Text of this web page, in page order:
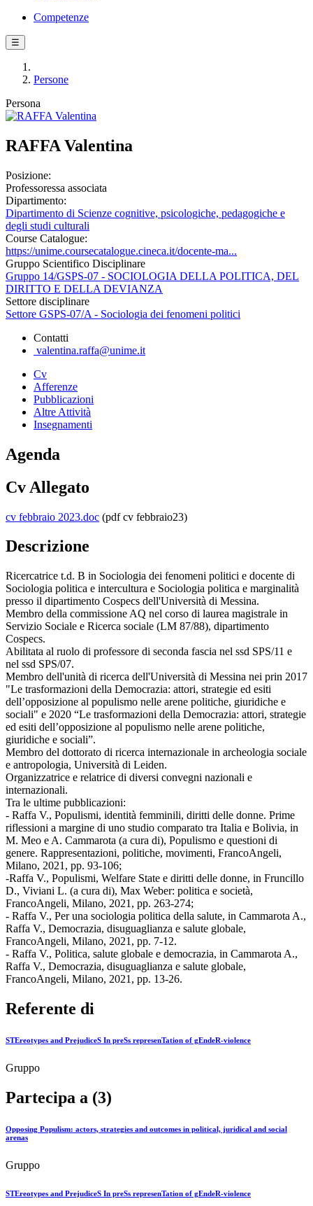
Competenze
☰
Persone
Persona
RAFFA Valentina
Posizione:
Professoressa associata
Dipartimento:
Dipartimento di Scienze cognitive, psicologiche, pedagogiche e
degli studi culturali
Course Catalogue:
https://unime.coursecatalogue.cineca.it/docente-ma...
Gruppo Scientifico Disciplinare
Gruppo 14/GSPS-07 - SOCIOLOGIA DELLA POLITICA, DEL
DIRITTO E DELLA DEVIANZA
Settore disciplinare
Settore GSPS-07/A - Sociologia dei fenomeni politici
Contatti
valentina.raffa@unime.it
Cv
Afferenze
Pubblicazioni
Altre Attività
Insegnamenti
Agenda
Cv Allegato
cv febbraio 2023.doc (pdf cv febbraio23)
Descrizione
Ricercatrice t.d. B in Sociologia dei fenomeni politici e docente di
Sociologia politica e intercultura e Sociologia politica e marginalità
presso il dipartimento Cospecs dell'Università di Messina.
Membro della commissione AQ nel corso di laurea magistrale in
Servizio Sociale e Ricerca sociale (LM 87/88), dipartimento
Cospecs.
Abilitata al ruolo di professore di seconda fascia nel ssd SPS/11 e
nel ssd SPS/07.
Membro dell'unità di ricerca dell'Università di Messina nei prin 2017
"Le trasformazioni della Democrazia: attori, strategie ed esiti
dell’opposizione al populismo nelle arene politiche, giuridiche e
sociali" e 2020 “Le trasformazioni della Democrazia: attori, strategie
ed esiti dell’opposizione al populismo nelle arene politiche,
giuridiche e sociali”.
Membro del dottorato di ricerca internazionale in archeologia sociale
e antropologia, Università di Leiden.
Organizzatrice e relatrice di diversi convegni nazionali e
internazionali.
Tra le ultime pubblicazioni:
- Raffa V., Populismi, identità femminili, diritti delle donne. Prime
riflessioni a margine di uno studio comparato tra Italia e Bolivia, in
M. Meo e A. Cammarota (a cura di), Populismo e questioni di
genere. Rappresentazioni, politiche, movimenti, FrancoAngeli,
Milano, 2021, pp. 93-106;
-Raffa V., Populismi, Welfare State e diritti delle donne, in Fruncillo
D., Viviani L. (a cura di), Max Weber: politica e società,
FrancoAngeli, Milano, 2021, pp. 263-274;
- Raffa V., Per una sociologia politica della salute, in Cammarota A.,
Raffa V., Democrazia, disuguaglianza e salute globale,
FrancoAngeli, Milano, 2021, pp. 7-12.
- Raffa V., Politica, salute globale e democrazia, in Cammarota A.,
Raffa V., Democrazia, disuguaglianza e salute globale,
FrancoAngeli, Milano, 2021, pp. 13-26.
Referente di
STEreotypes and PrejudiceS In preSs represenTation of gEndeR-violence
Gruppo
Partecipa a (3)
Opposing Populism: actors, strategies and outcomes in political, juridical and social
arenas
Gruppo
STEreotypes and PrejudiceS In preSs represenTation of gEndeR-violence